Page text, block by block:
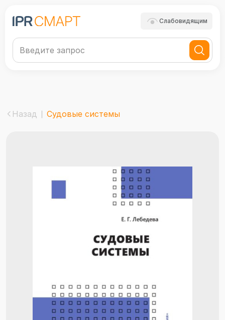
Слабовидящим
Назад Судовые системы